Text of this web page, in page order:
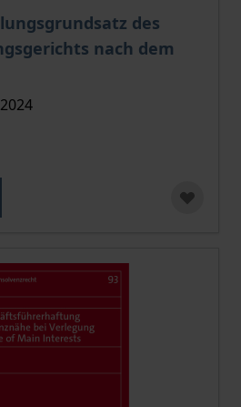
des
nach dem
richtet sich nach der